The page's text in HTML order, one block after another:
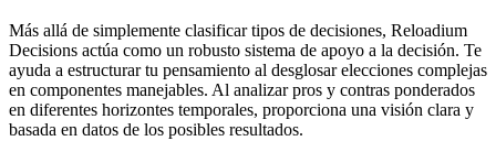
Más allá de simplemente clasificar tipos de decisiones, Reloadium
Decisions actúa como un robusto sistema de apoyo a la decisión. Te
ayuda a estructurar tu pensamiento al desglosar elecciones complejas
en componentes manejables. Al analizar pros y contras ponderados
en diferentes horizontes temporales, proporciona una visión clara y
basada en datos de los posibles resultados.